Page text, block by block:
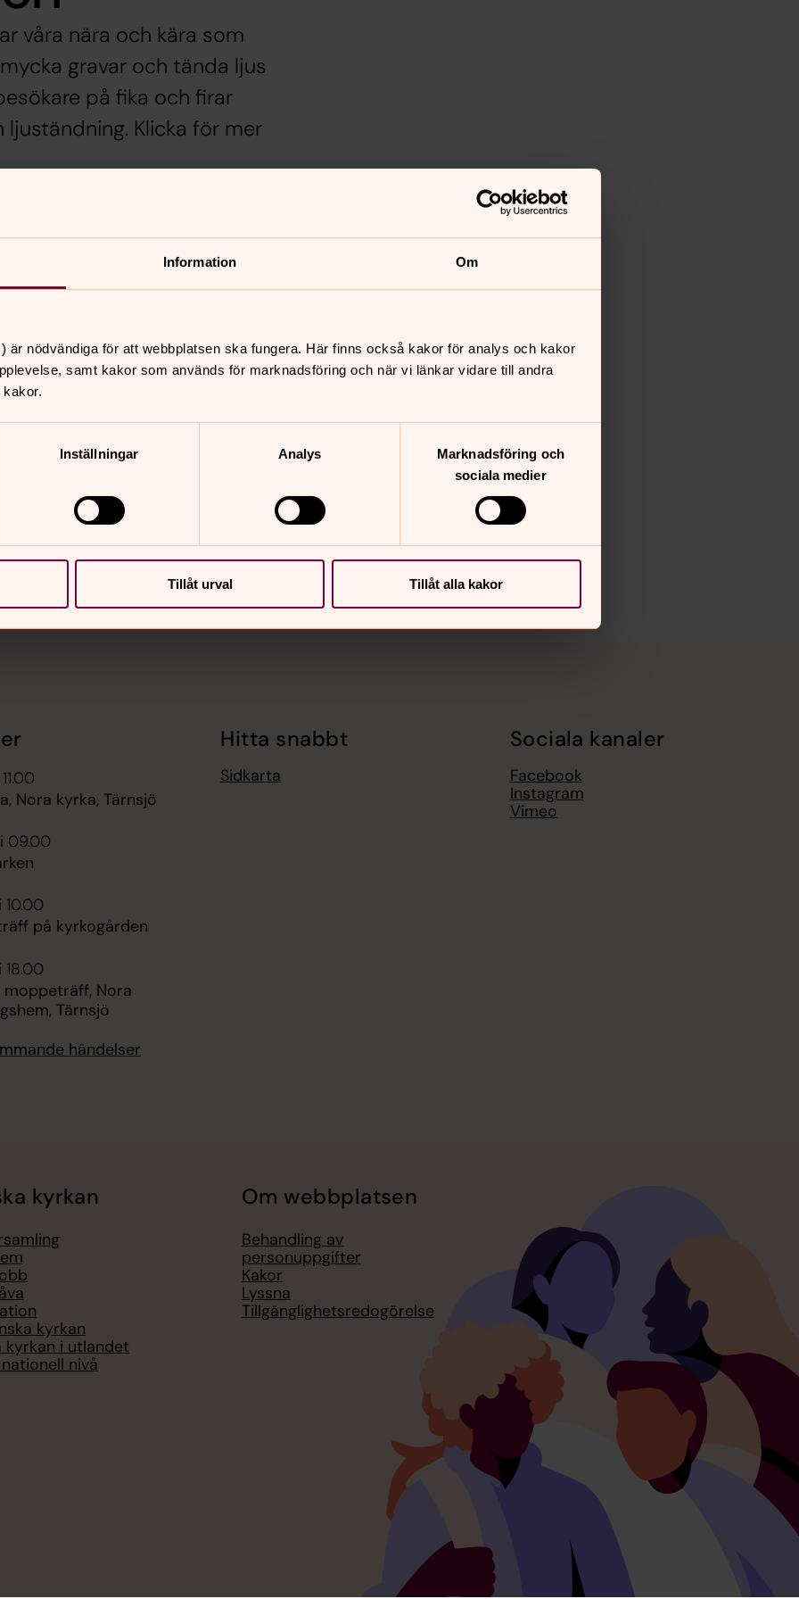
Information Om
är nödvändiga för att webbplatsen ska fungera. Här finns också kakor för analys och kakor
samt kakor som används för marknadsföring och när vi länkar vidare till andra
Inställningar Analys
Marknadsföring och
sociala medier
Tillåt urval Tillåt alla kakor
våra nära och kära som
gravar och tända ljus
på fika och firar
Klicka för mer
på fika i kapellet.
gått bort under året och tänder ett
med sång och musik av
Nora kyrka, Tärnsjö
09.00
10.00
på kyrkogården
18.00
Nora
Tärnsjö
händelser
Hitta snabbt
Sidkarta
Sociala kanaler
Facebook
Instagram
Vimeo
kyrkan
kyrkan
kyrkan i utlandet
nivå
Om webbplatsen
Behandling av
personuppgifter
Kakor
Lyssna
Tillgänglighetsredogörelse